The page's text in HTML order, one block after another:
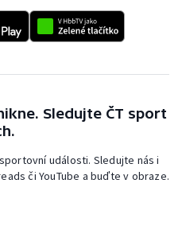
Sledujte ČT sport
události. Sledujte nás i
či YouTube a buďte v obraze.